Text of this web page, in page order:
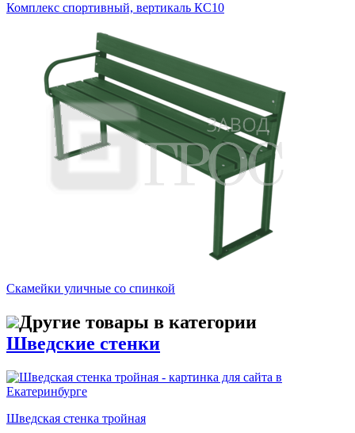
Комплекс спортивный, вертикаль КС10
Скамейки уличные со спинкой
Другие товары в категории
Шведские стенки
Шведская стенка тройная